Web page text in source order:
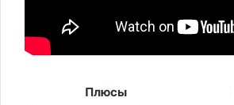
Плюсы